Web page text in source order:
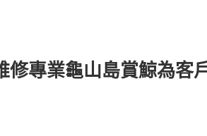
修專業龜山島賞鯨為客